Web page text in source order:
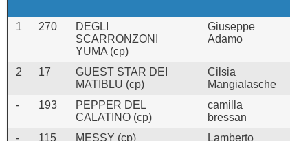
1 270
DEGLI
SCARRONZONI
YUMA (cp)
Giuseppe
Adamo
2 17
GUEST STAR DEI
MATIBLU (cp)
Cilsia
Mangialasche
- 193
PEPPER DEL
CALATINO (cp)
camilla
bressan
-
115 MESSY (cp) Lamberto